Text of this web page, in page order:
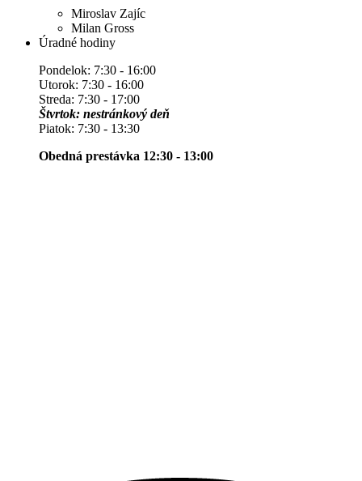
Miroslav Zajíc
Milan Gross
Úradné hodiny
Pondelok: 7:30 - 16:00
Utorok: 7:30 - 16:00
Streda: 7:30 - 17:00
Štvrtok: nestránkový deň
Piatok: 7:30 - 13:30
Obedná prestávka 12:30 - 13:00